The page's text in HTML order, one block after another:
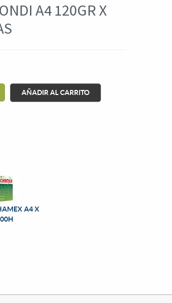
A4 120GR X
AÑADIR AL CARRITO
A4 X